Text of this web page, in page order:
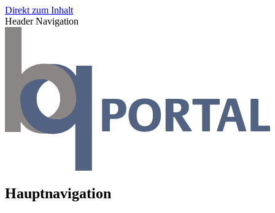
Direkt zum Inhalt
Header Navigation
Hauptnavigation